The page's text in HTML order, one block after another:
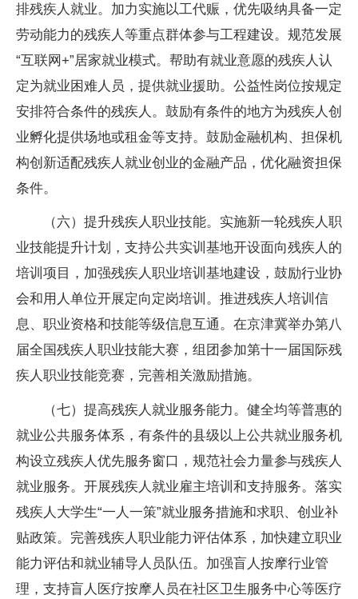
排残疾人就业。加力实施以工代赈，优先吸纳具备一定
劳动能力的残疾人等重点群体参与工程建设。规范发展
“互联网+”居家就业模式。帮助有就业意愿的残疾人认
定为就业困难人员，提供就业援助。公益性岗位按规定
安排符合条件的残疾人。鼓励有条件的地方为残疾人创
业孵化提供场地或租金等支持。鼓励金融机构、担保机
构创新适配残疾人就业创业的金融产品，优化融资担保
条件。
（六）提升残疾人职业技能。实施新一轮残疾人职
业技能提升计划，支持公共实训基地开设面向残疾人的
培训项目，加强残疾人职业培训基地建设，鼓励行业协
会和用人单位开展定向定岗培训。推进残疾人培训信
息、职业资格和技能等级信息互通。在京津冀举办第八
届全国残疾人职业技能大赛，组团参加第十一届国际残
疾人职业技能竞赛，完善相关激励措施。
（七）提高残疾人就业服务能力。健全均等普惠的
就业公共服务体系，有条件的县级以上公共就业服务机
构设立残疾人优先服务窗口，规范社会力量参与残疾人
就业服务。开展残疾人就业雇主培训和支持服务。落实
残疾人大学生“一人一策”就业服务措施和求职、创业补
贴政策。完善残疾人职业能力评估体系，加快建立职业
能力评估和就业辅导人员队伍。加强盲人按摩行业管
理，支持盲人医疗按摩人员在社区卫生服务中心等医疗